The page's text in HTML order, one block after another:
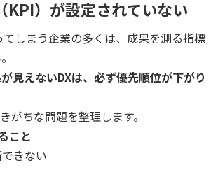
）が設定されていない
てしまう企業の多くは、成果を測る指標
見えないDXは、必ず優先順位が下がり
がちな問題を整理します。
こと
きない